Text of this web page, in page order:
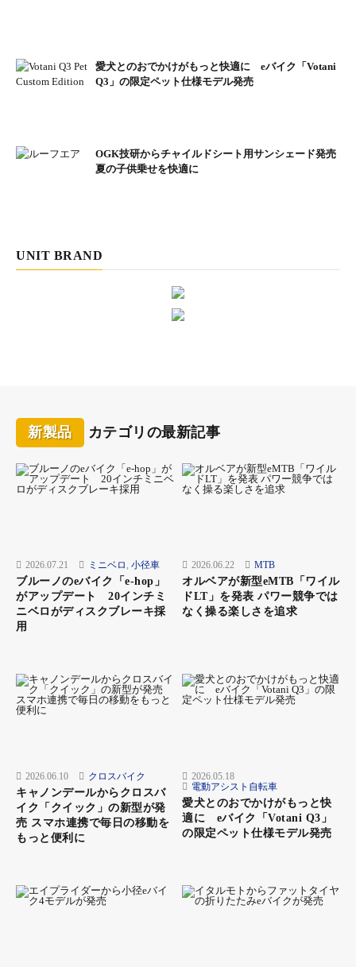
変速パーツ ： SHIMANO M3100 / M2010 9-Speed
ブレーキセット ： TEKTRO HDM275 160mm Rotors
USB Cポート搭載。
ヤ。耐パンク性の高
いK-SHIELD仕様。
い油圧ディスクブレーキを採用。
愛犬とのおでかけがもっと快適に eバイク「Votani
Q3」の限定ペット仕様モデル発売
OGK技研からチャイルドシート用サンシェード発売
夏の子供乗せを快適に
UNIT BRAND
新製品 カテゴリの最新記事
2026.07.21 ミニベロ , 小径車
ブルーノのeバイク「e-hop」
がアップデート 20インチミ
ニベロがディスクブレーキ採
用
2026.06.22 MTB
オルベアが新型eMTB「ワイル
ドLT」を発表 パワー競争では
なく操る楽しさを追求
2026.06.10 クロスバイク
キャノンデールからクロスバ
イク「クイック」の新型が発
売 スマホ連携で毎日の移動を
もっと便利に
2026.05.18
電動アシスト自転車
愛犬とのおでかけがもっと快
適に eバイク「Votani Q3」
の限定ペット仕様モデル発売